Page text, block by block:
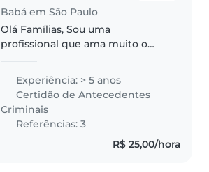
Babá em São Paulo
Olá Famílias, Sou uma
profissional que ama muito o
experiência na área de babá,
atualmente cursando Pedagogia
e com formação em Psicologia
Infantil. Possuo um..
Experiência: > 5 anos
Certidão de Antecedentes
Criminais
Referências: 3
R$ 25,00/hora